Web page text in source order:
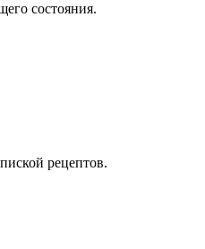
состояния.
рецептов.